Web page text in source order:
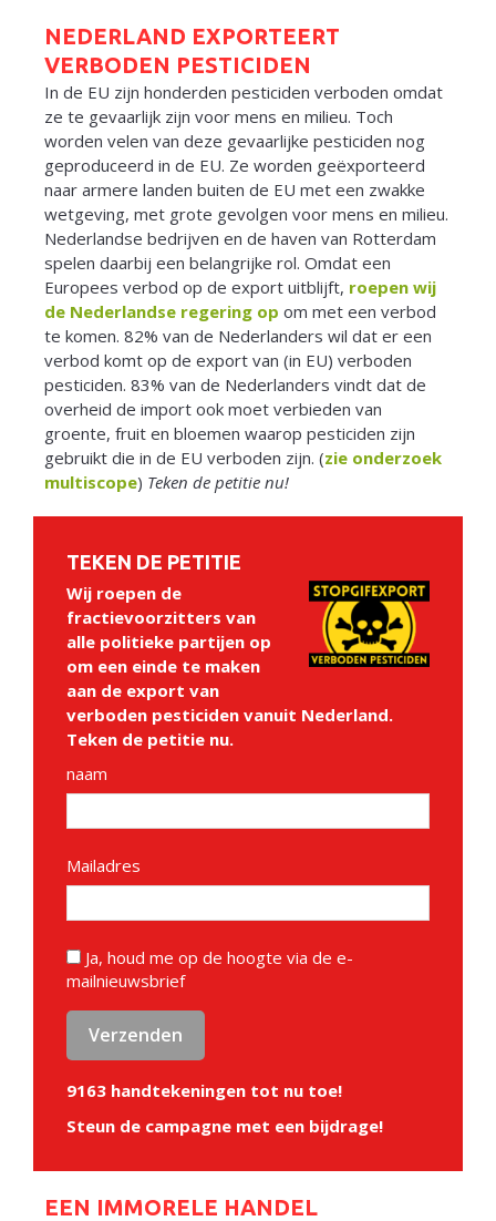
Netherlands
NEDERLAND EXPORTEERT
VERBODEN PESTICIDEN
In de EU zijn honderden pesticiden verboden omdat
ze te gevaarlijk zijn voor mens en milieu. Toch
worden velen van deze gevaarlijke pesticiden nog
geproduceerd in de EU. Ze worden geëxporteerd
naar armere landen buiten de EU met een zwakke
wetgeving, met grote gevolgen voor mens en milieu.
Nederlandse bedrijven en de haven van Rotterdam
spelen daarbij een belangrijke rol. Omdat een
Europees verbod op de export uitblijft, roepen wij
de Nederlandse regering op om met een verbod
te komen. 82% van de Nederlanders wil dat er een
verbod komt op de export van (in EU) verboden
pesticiden. 83% van de Nederlanders vindt dat de
overheid de import ook moet verbieden van
groente, fruit en bloemen waarop pesticiden zijn
gebruikt die in de EU verboden zijn. (zie onderzoek
multiscope) Teken de petitie nu!
TEKEN DE PETITIE
Wij roepen de
fractievoorzitters van
alle politieke partijen op
om een einde te maken
aan de export van
verboden pesticiden vanuit Nederland.
Teken de petitie nu.
naam
Mailadres
Ja, houd me op de hoogte via de e-
mailnieuwsbrief
9163 handtekeningen tot nu toe!
Steun de campagne met een bijdrage!
EEN IMMORELE HANDEL